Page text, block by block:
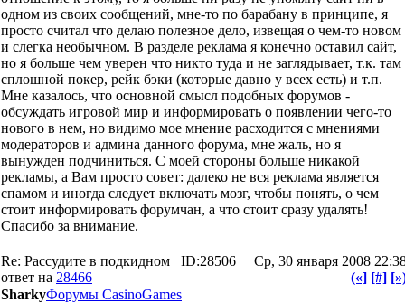
одном из своих сообщений, мне-то по барабану в принципе, я
просто считал что делаю полезное дело, извещая о чем-то новом
и слегка необычном. В разделе реклама я конечно оставил сайт,
но я больше чем уверен что никто туда и не заглядывает, т.к. там
сплошной покер, рейк бэки (которые давно у всех есть) и т.п.
Мне казалось, что основной смысл подобных форумов -
обсуждать игровой мир и информировать о появлении чего-то
нового в нем, но видимо мое мнение расходится с мнениями
модераторов и админа данного форума, мне жаль, но я
вынужден подчиниться. С моей стороны больше никакой
рекламы, а Вам просто совет: далеко не вся реклама является
спамом и иногда следует включать мозг, чтобы понять, о чем
стоит информировать форумчан, а что стоит сразу удалять!
Спасибо за внимание.
Re: Рассудите в подкидном
ID:28506
ответ на 28466
Ср, 30 января 2008
(«] [#]
SharkyФорумы CasinoGames